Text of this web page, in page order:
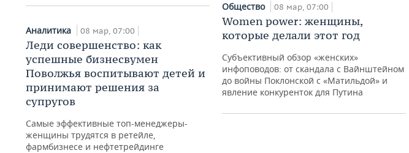
Аналитика 08 мар, 07:00
Леди совершенство: как
успешные бизнесвумен
Поволжья воспитывают детей и
принимают решения за
супругов
Самые эффективные топ-менеджеры-
женщины трудятся в ретейле,
фармбизнесе и нефтетрейдинге
Общество 08 мар, 07:00
Women power: женщины,
которые делали этот год
Субъективный обзор «женских»
инфоповодов: от скандала с Вайнштейном
до войны Поклонской с «Матильдой» и
явление конкуренток для Путина
Бизнес
«Мне не хочется, чтобы
мое имя даже рядом
стояло с чем-то
некачественным»
08 мар, 07:00